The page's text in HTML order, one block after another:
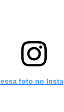
essa foto no